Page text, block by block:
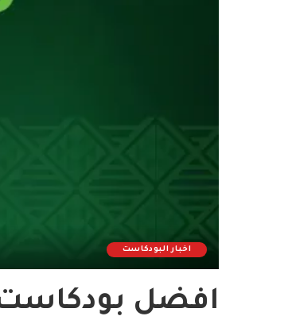
اخبار البودكاست
افضل بودكاست